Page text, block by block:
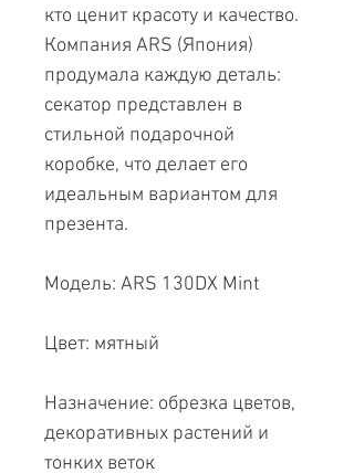
кто ценит красоту и качество.
Компания ARS (Япония)
продумала каждую деталь:
секатор представлен в
стильной подарочной
коробке, что делает его
идеальным вариантом для
презента.
Модель: ARS 130DX Mint
Цвет: мятный
Назначение: обрезка цветов,
декоративных растений и
тонких веток